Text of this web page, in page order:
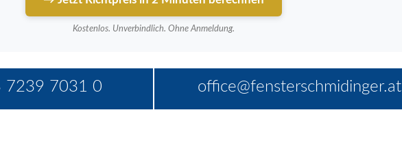
Kostenlos. Unverbindlich. Ohne Anmeldung.
7239 7031 0 office@fensterschmidinger.at